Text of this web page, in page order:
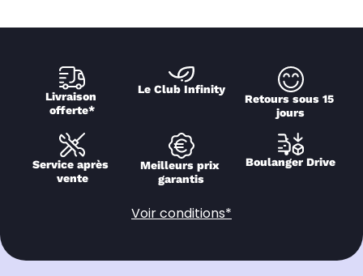
Livraison
offerte*
Le Club Infinity
Retours sous 15
jours
Service après
vente
Meilleurs prix
garantis
Boulanger Drive
Voir conditions*